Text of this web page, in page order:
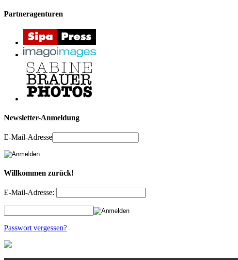
Partneragenturen
Newsletter-Anmeldung
E-Mail-Adresse
Willkommen zurück!
E-Mail-Adresse:
Passwort vergessen?